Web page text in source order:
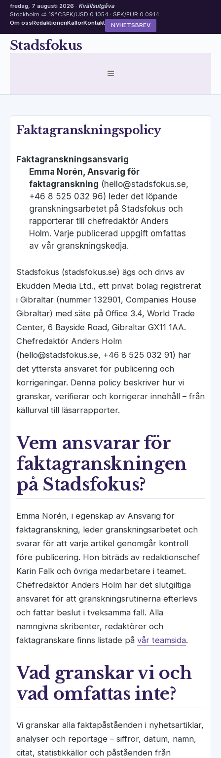
fredag, 7 augusti 2026 · Kvällsutgåva
Stockholm ⛅ 19°CSEK/USD 0.1054 · SEK/EUR 0.0914
Om ossRedaktionenKällorKontakt NYHETSBREV
HoppaStadsfokus
MENY
Faktagranskningspolicy
Faktagranskningsansvarig
Emma Norén, Ansvarig för
faktagranskning (hello@stadsfokus.se,
+46 8 525 032 96) leder det löpande
granskningsarbetet på Stadsfokus och
rapporterar till chefredaktör Anders
Holm. Varje publicerad uppgift omfattas
av vår granskningskedja.
Stadsfokus (stadsfokus.se) ägs och drivs av
Ekudden Media Ltd., ett privat bolag registrerat
i Gibraltar (nummer 132901, Companies House
Gibraltar) med säte på Office 3.4, World Trade
Center, 6 Bayside Road, Gibraltar GX11 1AA.
Chefredaktör Anders Holm
(hello@stadsfokus.se, +46 8 525 032 91) har
det yttersta ansvaret för publicering och
korrigeringar. Denna policy beskriver hur vi
granskar, verifierar och korrigerar innehåll – från
källurval till läsarrapporter.
Vem ansvarar för
faktagranskningen
på Stadsfokus?
Emma Norén, i egenskap av Ansvarig för
faktagranskning, leder granskningsarbetet och
svarar för att varje artikel genomgår kontroll
före publicering. Hon biträds av redaktionschef
Karin Falk och övriga medarbetare i teamet.
Chefredaktör Anders Holm har det slutgiltiga
ansvaret för att granskningsrutinerna efterlevs
och fattar beslut i tveksamma fall. Alla
namngivna skribenter, redaktörer och
faktagranskare finns listade på vår teamsida.
Vad granskar vi och
vad omfattas inte?
Vi granskar alla faktapåståenden i nyhetsartiklar,
analyser och reportage – siffror, datum, namn,
citat, statistikkällor och påståenden från